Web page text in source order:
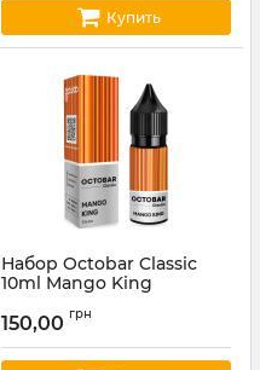
Купить
Набор Octobar Classic
10ml Mango King
150,00 грн